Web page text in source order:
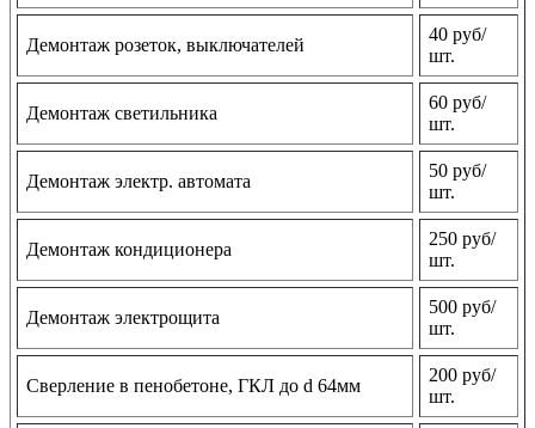
Демонтаж розеток, выключателей
40 руб/
шт.
Демонтаж светильника
60 руб/
шт.
Демонтаж электр. автомата
50 руб/
шт.
Демонтаж кондиционера
250 руб/
шт.
Демонтаж электрощита
500 руб/
шт.
Сверление в пенобетоне, ГКЛ до d 64мм
200 руб/
шт.